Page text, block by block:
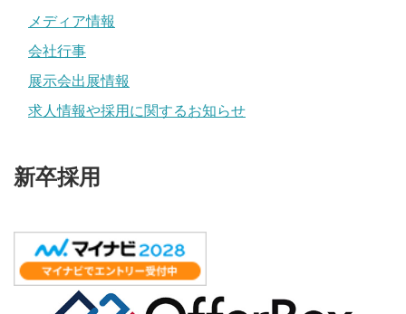
メディア情報
会社行事
展示会出展情報
求人情報や採用に関するお知らせ
新卒採用